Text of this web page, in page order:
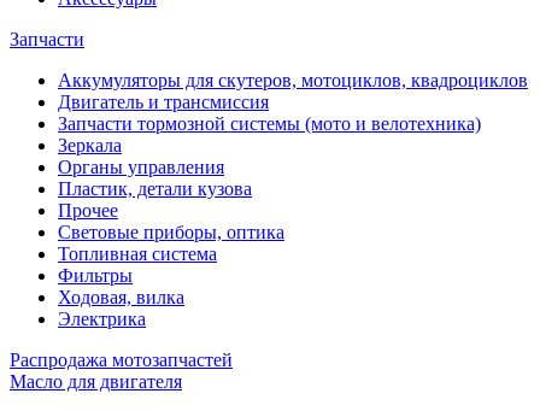
Запчасти
Аккумуляторы для скутеров, мотоциклов, квадроциклов
Двигатель и трансмиссия
Запчасти тормозной системы (мото и велотехника)
Зеркала
Органы управления
Пластик, детали кузова
Прочее
Световые приборы, оптика
Топливная система
Фильтры
Ходовая, вилка
Электрика
Распродажа мотозапчастей
Масло для двигателя